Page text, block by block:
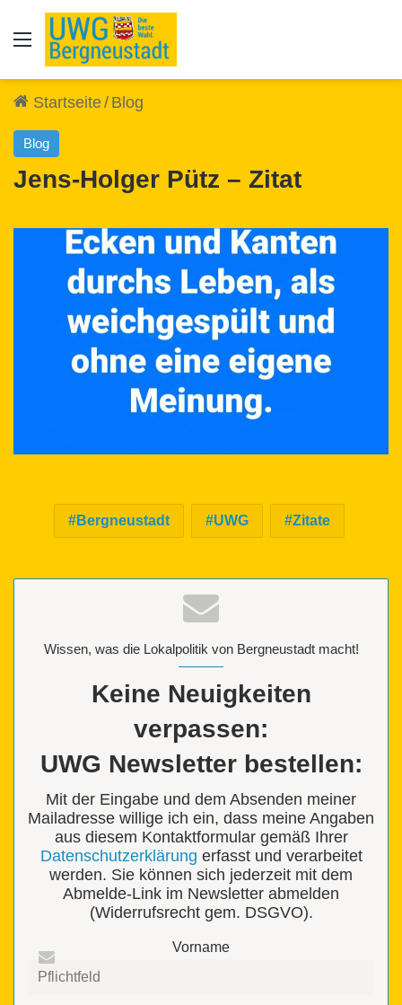
Auswahl
Startseite/ Blog
Blog
Jens-Holger Pütz – Zitat
Bergneustadt UWG Zitate
Wissen, was die Lokalpolitik von Bergneustadt macht!
Keine Neuigkeiten
verpassen:
UWG Newsletter bestellen:
Mit der Eingabe und dem Absenden meiner
Mailadresse willige ich ein, dass meine Angaben
aus diesem Kontaktformular gemäß Ihrer
Datenschutzerklärung erfasst und verarbeitet
werden. Sie können sich jederzeit mit dem
Abmelde-Link im Newsletter abmelden
(Widerrufsrecht gem. DSGVO).
Vorname